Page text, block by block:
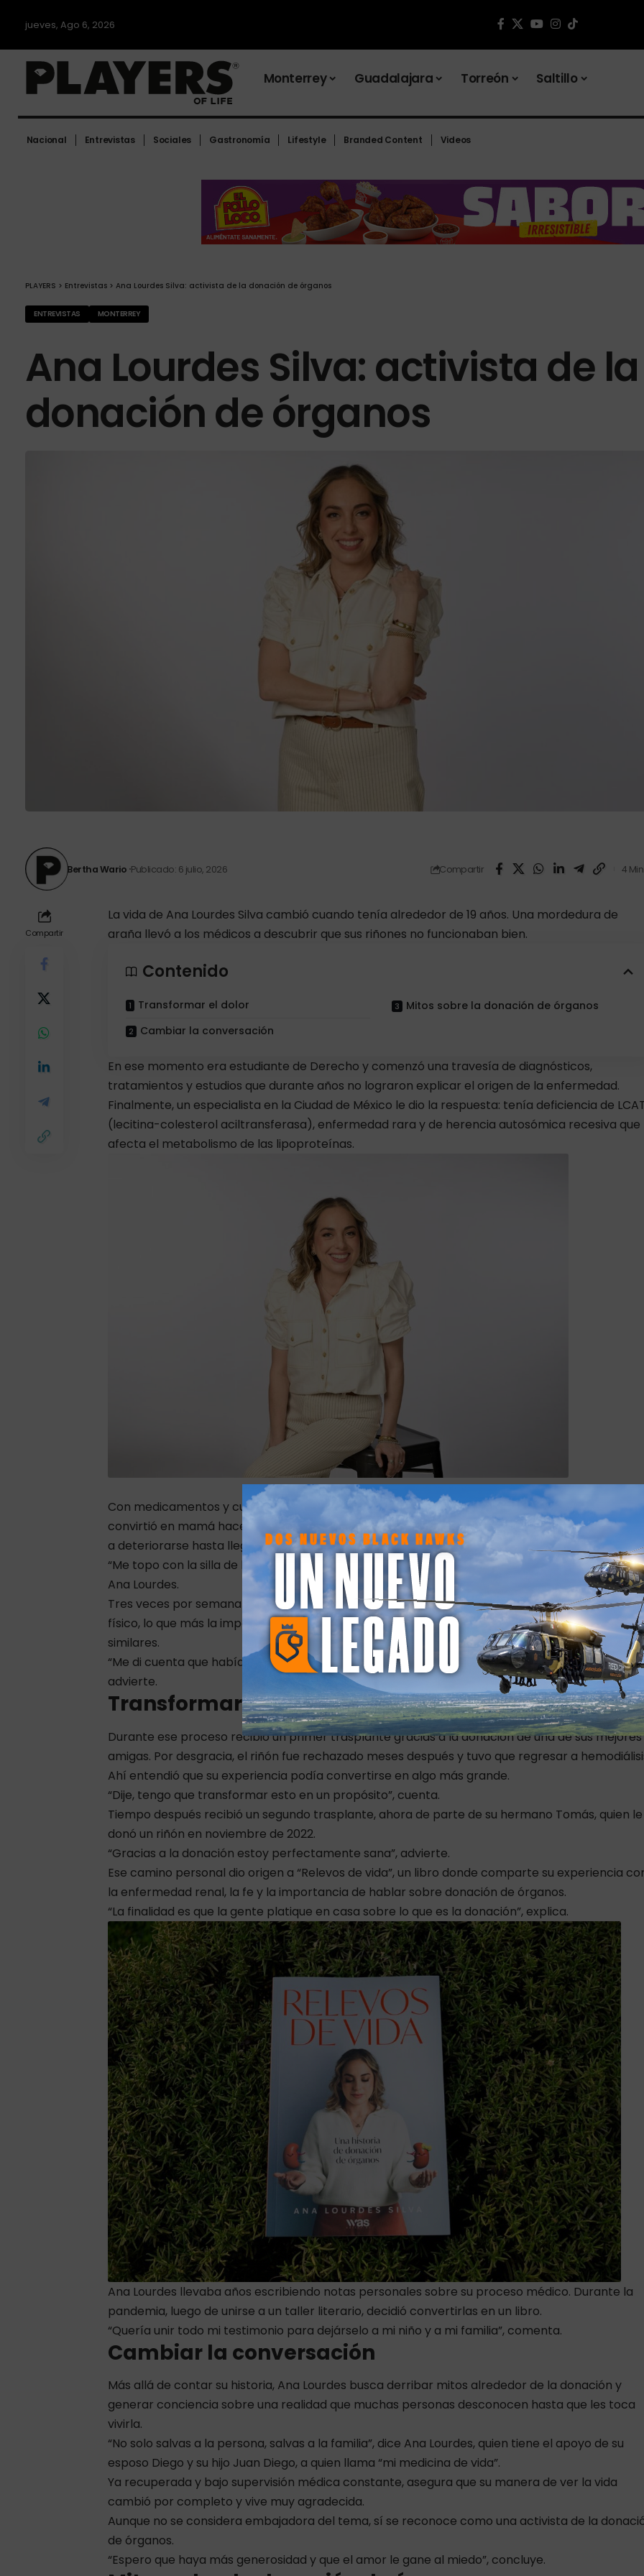
jueves, Ago 6, 2026
Monterrey Guadalajara Torreón Saltillo
Nacional Entrevistas Sociales Gastronomía Lifestyle Branded Content Videos
PLAYERS > Entrevistas > Ana Lourdes Silva: activista de la donación de órganos
ENTREVISTAS MONTERREY
Ana Lourdes Silva: activista de la
donación de órganos
Bertha Wario Publicado: 6 julio, 2026 Compartir 4
Compartir
La vida de Ana Lourdes Silva cambió cuando tenía alrededor de 19 años. Una mordedura de
araña llevó a los médicos a descubrir que sus riñones no funcionaban bien.
Contenido
Transformar el dolor
Cambiar la conversación
Mitos sobre la donación de órganos
En ese momento era estudiante de Derecho y comenzó una travesía de diagnósticos,
tratamientos y estudios que durante años no lograron explicar el origen de la enfermedad.
Finalmente, un especialista en la Ciudad de México le dio la respuesta: tenía deficiencia de
(lecitina-colesterol aciltransferasa), enfermedad rara y de herencia autosómica recesiva que
afecta el metabolismo de las lipoproteínas.
Con medicamentos y cuidados especiales se mantuvo estable durante varios años. Incluso se
convirtió en mamá hace siete años. Pero justo después del embarazo, su función renal
a deteriorarse hasta llegar a un punto crítico.
“Me topo con la silla de hemodiálisis. Una silla que no elegí, pero tenía que sentarme en ella”,
Ana Lourdes.
Tres veces por semana dependía de una máquina para limpiar su sangre. Más allá del
físico, lo que más la impactó fue convivir con otros pacientes que atravesaban situaciones
similares.
“Me di cuenta que había mucho dolor allá adentro, pero también mucha incertidumbre”,
advierte.
Transformar el dolor
Durante ese proceso recibió un primer trasplante gracias a la donación de una de sus mejores
amigas. Por desgracia, el riñón fue rechazado meses después y tuvo que regresar a
Ahí entendió que su experiencia podía convertirse en algo más grande.
“Dije, tengo que transformar esto en un propósito”, cuenta.
Tiempo después recibió un segundo trasplante, ahora de parte de su hermano Tomás, quien le
donó un riñón en noviembre de 2022.
“Gracias a la donación estoy perfectamente sana”, advierte.
Ese camino personal dio origen a “Relevos de vida”, un libro donde comparte su experiencia
la enfermedad renal, la fe y la importancia de hablar sobre donación de órganos.
“La finalidad es que la gente platique en casa sobre lo que es la donación”, explica.
Ana Lourdes llevaba años escribiendo notas personales sobre su proceso médico. Durante la
pandemia, luego de unirse a un taller literario, decidió convertirlas en un libro.
“Quería unir todo mi testimonio para dejárselo a mi niño y a mi familia”, comenta.
Cambiar la conversación
Más allá de contar su historia, Ana Lourdes busca derribar mitos alrededor de la donación y
generar conciencia sobre una realidad que muchas personas desconocen hasta que les toca
vivirla.
“No solo salvas a la persona, salvas a la familia”, dice Ana Lourdes, quien tiene el apoyo de su
esposo Diego y su hijo Juan Diego, a quien llama “mi medicina de vida”.
Ya recuperada y bajo supervisión médica constante, asegura que su manera de ver la vida
cambió por completo y vive muy agradecida.
Aunque no se considera embajadora del tema, sí se reconoce como una activista de la
de órganos.
“Espero que haya más generosidad y que el amor le gane al miedo”, concluye.